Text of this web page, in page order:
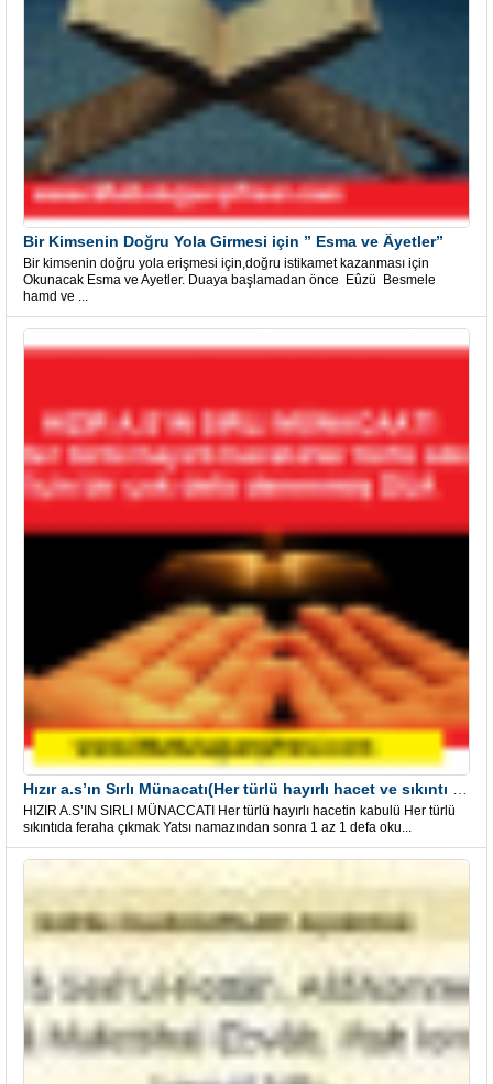
Bir Kimsenin Doğru Yola Girmesi için ” Esma ve Âyetler”
Bir kimsenin doğru yola erişmesi için,doğru istikamet kazanması için
Okunacak Esma ve Ayetler. Duaya başlamadan önce Eûzü Besmele
hamd ve ...
HIZIR A.S’IN SIRLI MÜNACCATI Her türlü hayırlı hacetin kabulü Her türlü
sıkıntıda feraha çıkmak Yatsı namazından sonra 1 az 1 defa oku...